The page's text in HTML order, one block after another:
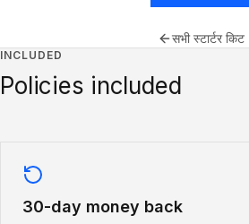
सभी स्टार्टर किट
INCLUDED
Policies included
30-day money back